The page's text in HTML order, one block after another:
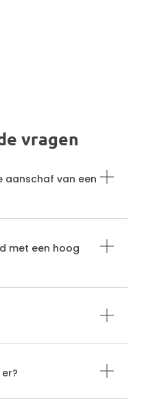
vragen
aanschaf van een
met een hoog